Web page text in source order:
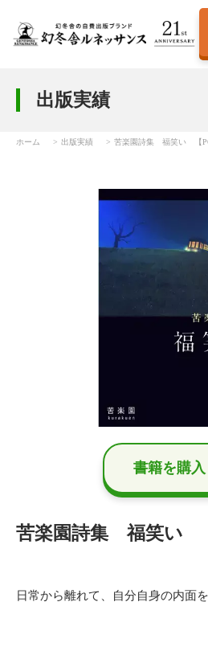
出版実績
ホーム 出版実績 苦楽園詩集 福笑い 【
書籍を購⼊
苦楽園詩集 福笑い
日常から離れて、自分自身の内面